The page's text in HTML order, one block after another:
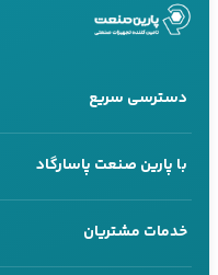
دسترسی سریع
محصولات اقساطی
خرید سازمانی
با پارین صنعت پاسارگاد
تماس با ما
خدمات مشتریان